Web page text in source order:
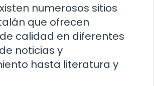
numerosos sitios
que ofrecen
calidad en diferentes
noticias y
hasta literatura y